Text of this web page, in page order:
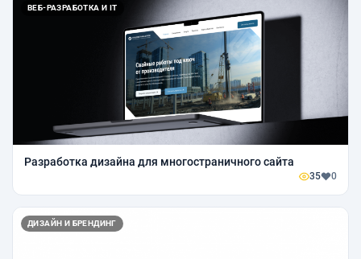
ВЕБ-РАЗРАБОТКА И IT
Разработка дизайна для многостраничного сайта
35 0
ДИЗАЙН И БРЕНДИНГ